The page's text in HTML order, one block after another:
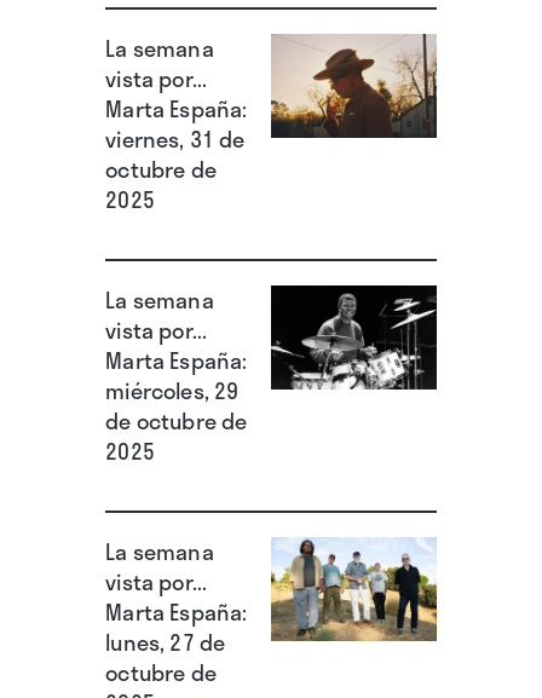
La semana
vista por...
Marta España:
viernes, 31 de
octubre de
2025
La semana
vista por...
Marta España:
miércoles, 29
de octubre de
2025
La semana
vista por...
Marta España:
lunes, 27 de
octubre de